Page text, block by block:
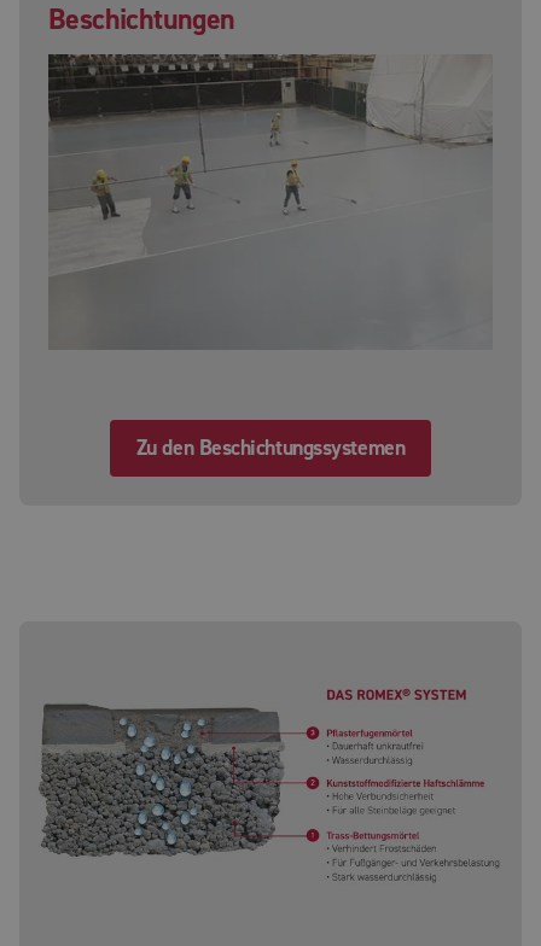
Beschichtungen
Zu den Beschichtungssystemen